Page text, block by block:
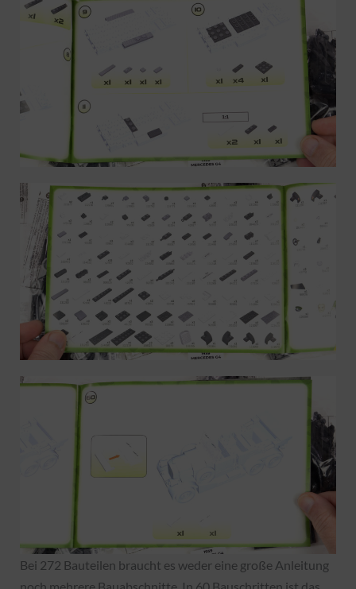
Bei 272 Bauteilen braucht es weder eine große Anleitung